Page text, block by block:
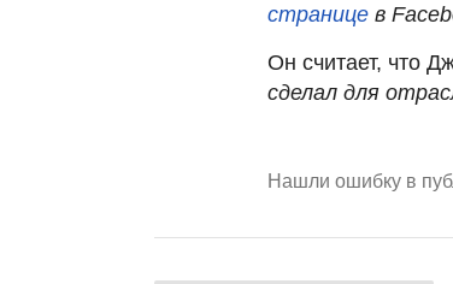
странице в
Он считает, что
сделал для
Нашли ошибку в